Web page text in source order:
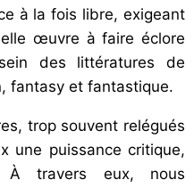
à la fois libre, exigeant
œuvre à faire éclore
des littératures de
fantasy et fantastique.
trop souvent relégués
une puissance critique,
À travers eux, nous